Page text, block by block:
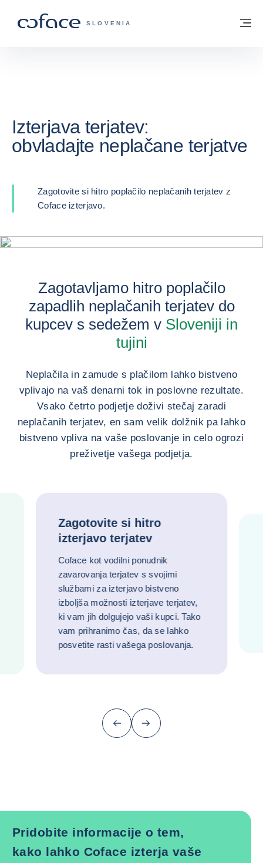
COFACE - ZAČETNA STRAN
SLOVENIA
Domov
Izterjava terjatev:
obvladajte neplačane terjatve
Zagotovite si hitro poplačilo neplačanih terjatev z
Coface izterjavo.
Zagotavljamo hitro poplačilo
zapadlih neplačanih terjatev do
kupcev s sedežem v Sloveniji in
tujini
Neplačila in zamude s plačilom lahko bistveno
vplivajo na vaš denarni tok in poslovne rezultate.
Vsako četrto podjetje doživi stečaj zaradi
neplačanih terjatev, en sam velik dolžnik pa lahko
bistveno vpliva na vaše poslovanje in celo ogrozi
preživetje vašega podjetja.
Zagotovite si hitro
izterjavo terjatev
Coface kot vodilni ponudnik
zavarovanja terjatev s svojimi
službami za izterjavo bistveno
izboljša možnosti izterjave terjatev,
ki vam jih dolgujejo vaši kupci. Tako
vam prihranimo čas, da se lahko
posvetite rasti vašega poslovanja.
Prejšnji (vrnite se na zadnjo postavko)
Naslednji
Pridobite informacije o tem,
kako lahko Coface izterja vaše